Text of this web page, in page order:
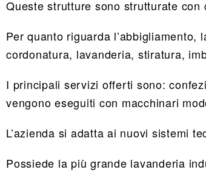
Queste strutture sono strutturate con
Per quanto riguarda
cordonatura, lavanderia, stiratura,
I principali servizi offerti sono:
vengono eseguiti con macchinari
L’azienda si adatta ai nuovi sistemi
Possiede la più grande lavanderia